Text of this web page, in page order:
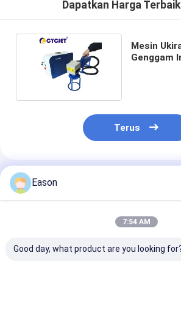
Dapatkan Harga
Mesin
Genggam
Terus
Rekomendasi Produk
Eason
7:54 AM
Good day, what product are you looking